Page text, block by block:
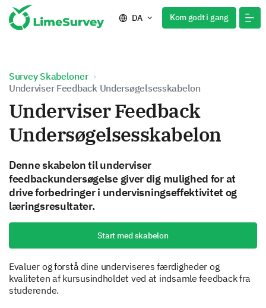
DA Kom godt i gang
Survey Skabeloner
Underviser Feedback Undersøgelsesskabelon
Underviser Feedback
Undersøgelsesskabelon
Denne skabelon til underviser
feedbackundersøgelse giver dig mulighed for at
drive forbedringer i undervisningseffektivitet og
læringsresultater.
Start med skabelon
Evaluer og forstå dine underviseres færdigheder og
kvaliteten af kursusindholdet ved at indsamle feedback fra
studerende.